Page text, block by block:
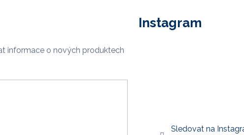
informace o nových produktech
Instagram
Sledovat na